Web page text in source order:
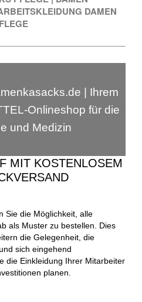
DAMEN
| Ihrem
Onlineshop für die
und Medizin
MIT KOSTENLOSEM
Sie die Möglichkeit, alle
als Muster zu bestellen. Dies
die Gelegenheit, die
sich eingehend
die Einkleidung Ihrer Mitarbeiter
planen.